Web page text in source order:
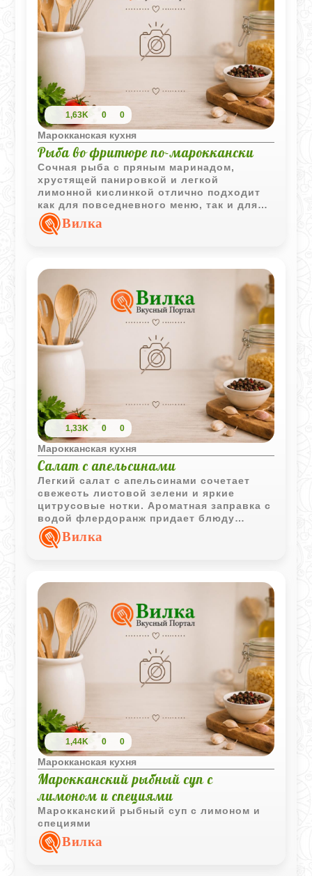
1,63K 0 0
Марокканская кухня
Рыба во фритюре по-мароккански
Сочная рыба с пряным маринадом,
хрустящей панировкой и легкой
лимонной кислинкой отлично подходит
как для повседневного меню, так и для
праздничного стола. Аромат кинзы и
восточных специй делает блюдо
Вилка
1,33K 0 0
Марокканская кухня
Салат с апельсинами
Легкий салат с апельсинами сочетает
свежесть листовой зелени и яркие
цитрусовые нотки. Ароматная заправка с
водой флердоранж придает блюду
особый характер и делает его отличным
выбором для праздничного стола.
Вилка
1,44K 0 0
Марокканская кухня
Марокканский рыбный суп с
лимоном и специями
Марокканский рыбный суп с лимоном и
специями
Вилка